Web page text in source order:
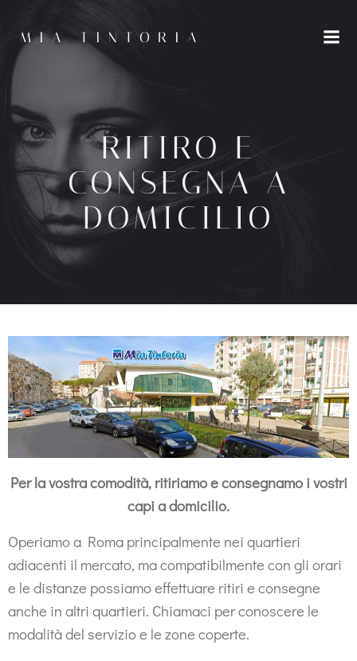
contenuto
MIA TINTORIA
RITIRO E
CONSEGNA A
DOMICILIO
Per la vostra comodità, ritiriamo e consegnamo i vostri
capi a domicilio.
Operiamo a Roma principalmente nei quartieri
adiacenti il mercato, ma compatibilmente con gli orari
e le distanze possiamo effettuare ritiri e consegne
anche in altri quartieri. Chiamaci per conoscere le
modalità del servizio e le zone coperte.